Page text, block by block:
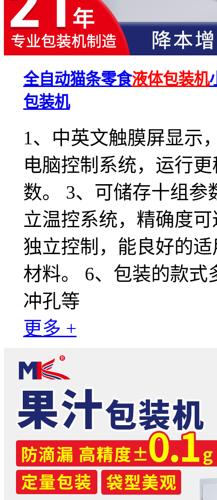
全自动猫条零食液体包装机
包装机
1、中英文触膜屏显示
电脑控制系统，运行
数。 3、可储存十组参
立温控系统，精确度
独立控制，能良好的
材料。 6、包装的款
冲孔等
更多 +